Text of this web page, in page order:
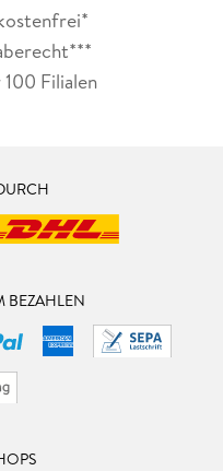
Filialen
BEZAHLEN